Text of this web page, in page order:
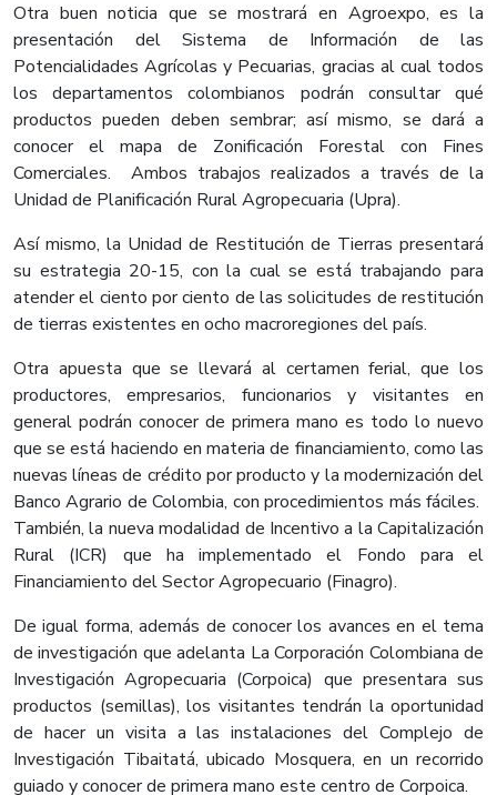
Otra buen noticia que se mostrará en Agroexpo, es la
presentación del Sistema de Información de las
Potencialidades Agrícolas y Pecuarias, gracias al cual todos
los departamentos colombianos podrán consultar qué
productos pueden deben sembrar; así mismo, se dará a
conocer el mapa de Zonificación Forestal con Fines
Comerciales. Ambos trabajos realizados a través de la
Unidad de Planificación Rural Agropecuaria (Upra).
Así mismo, la Unidad de Restitución de Tierras presentará
su estrategia 20-15, con la cual se está trabajando para
atender el ciento por ciento de las solicitudes de restitución
de tierras existentes en ocho macroregiones del país.
Otra apuesta que se llevará al certamen ferial, que los
productores, empresarios, funcionarios y visitantes en
general podrán conocer de primera mano es todo lo nuevo
que se está haciendo en materia de financiamiento, como las
nuevas líneas de crédito por producto y la modernización del
Banco Agrario de Colombia, con procedimientos más fáciles.
También, la nueva modalidad de Incentivo a la Capitalización
Rural (ICR) que ha implementado el Fondo para el
Financiamiento del Sector Agropecuario (Finagro).
De igual forma, además de conocer los avances en el tema
de investigación que adelanta La Corporación Colombiana de
Investigación Agropecuaria (Corpoica) que presentara sus
productos (semillas), los visitantes tendrán la oportunidad
de hacer un visita a las instalaciones del Complejo de
Investigación Tibaitatá, ubicado Mosquera, en un recorrido
guiado y conocer de primera mano este centro de Corpoica.